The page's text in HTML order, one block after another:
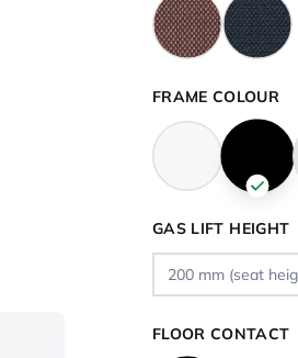
FRAME COLOUR
GAS LIFT HEIGHT
FLOOR CONTACT